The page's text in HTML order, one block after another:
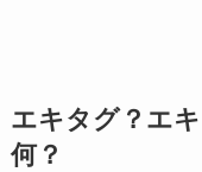
エキタグ？エ
何？